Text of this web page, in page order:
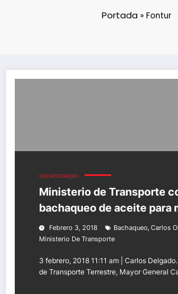
Portada» Fontur
UNCATEGORIZED
Ministerio de Transporte
bachaqueo de aceite para
Febrero 3, 2018 Bachaqueo, Carlos
Ministerio De Transporte
3 febrero, 2018 11:11 am | Carlos
de Transporte Terrestre, Mayor General